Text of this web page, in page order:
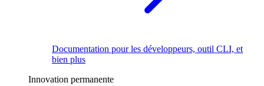
Documentation pour les développeurs, outil CLI, et
bien plus
Innovation permanente